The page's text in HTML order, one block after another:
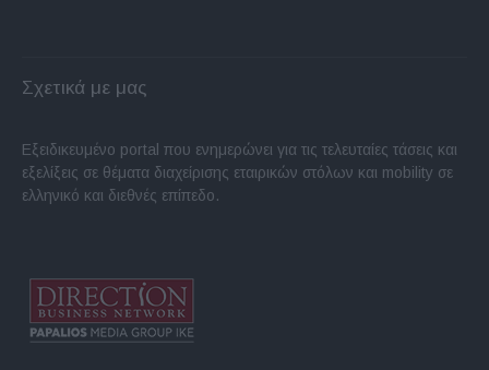
Σχετικά με μας
Εξειδικευμένο portal που ενημερώνει για τις τελευταίες τάσεις και
εξελίξεις σε θέματα διαχείρισης εταιρικών στόλων και mobility σε
ελληνικό και διεθνές επίπεδο.